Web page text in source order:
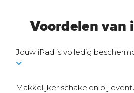
Voordelen van
Jouw iPad is volledig
Makkelijker schakelen bij